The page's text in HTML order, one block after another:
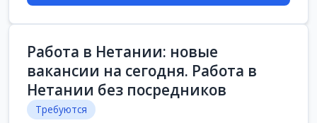
Работа в Нетании: новые
вакансии на сегодня. Работа в
Нетании без посредников
Требуются